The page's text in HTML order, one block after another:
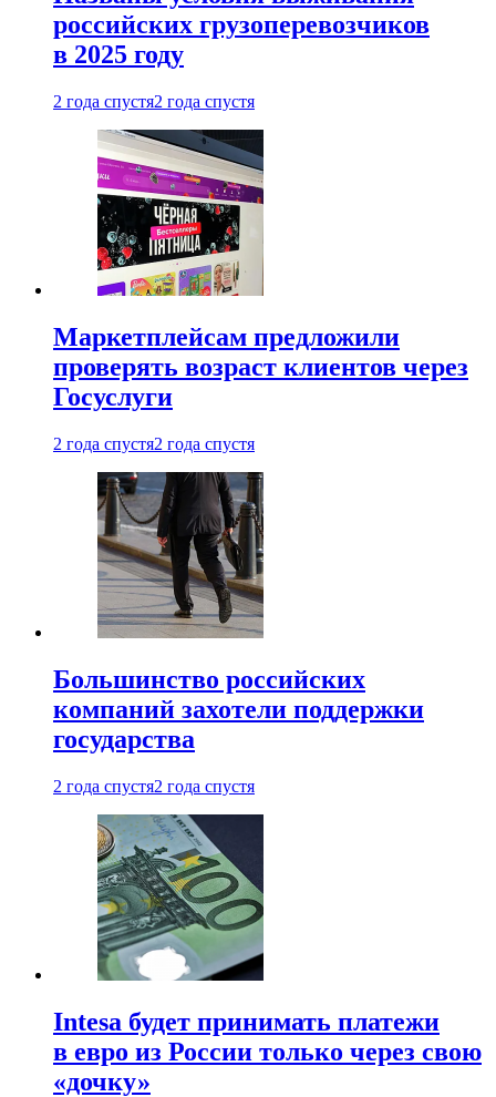
российских грузоперевозчиков
в 2025 году
2 года спустя2 года спустя
Маркетплейсам предложили
проверять возраст клиентов через
Госуслуги
2 года спустя2 года спустя
Большинство российских
компаний захотели поддержки
государства
2 года спустя2 года спустя
Intesa будет принимать платежи
в евро из России только через свою
«дочку»